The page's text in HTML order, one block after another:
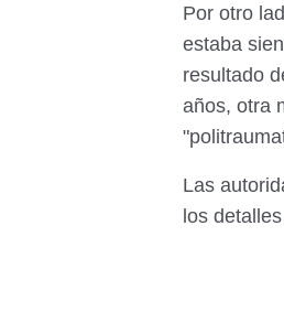
Por otro
estaba
resultado
años, otra
Las
los